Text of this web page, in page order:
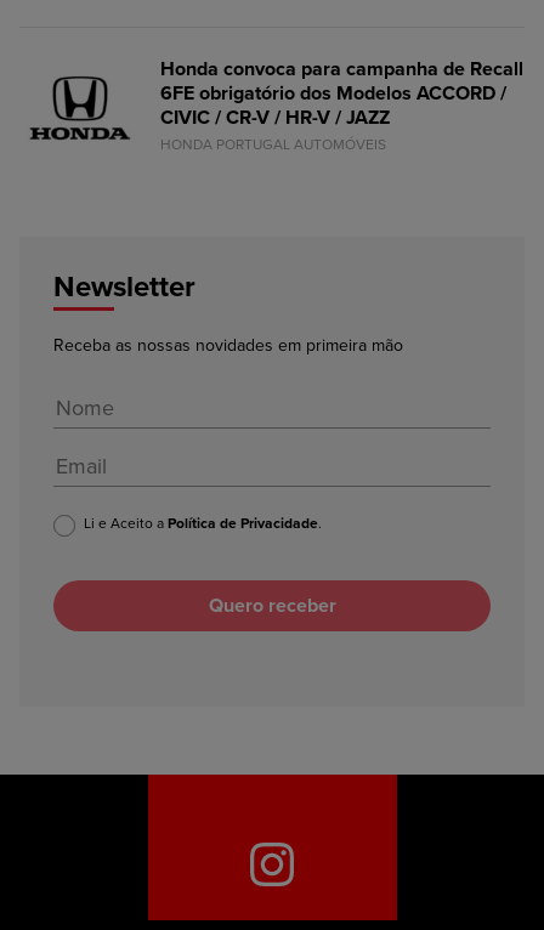
Honda convoca para campanha de Recall
6FE obrigatório dos Modelos ACCORD /
CIVIC / CR-V / HR-V / JAZZ
HONDA PORTUGAL AUTOMÓVEIS
Newsletter
Receba as nossas novidades em primeira mão
Li e Aceito a Política de Privacidade